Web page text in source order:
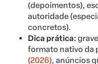
(depoimentos),
autoridade
concretos).
Dica prática:
formato nativo da
(2026), anúncios